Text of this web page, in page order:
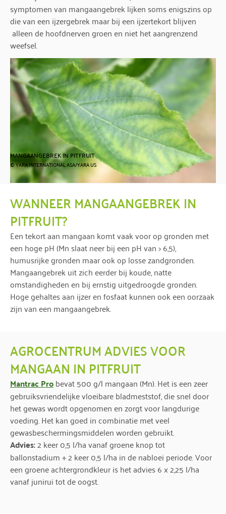
symptomen van mangaangebrek lijken soms enigszins op
die van een ijzergebrek maar bij een ijzertekort blijven
alleen de hoofdnerven groen en niet het aangrenzend
weefsel.
MANGAANGEBREK IN PITFRUIT
© YARA INTERNATIONAL ASA/YARA US
WANNEER MANGAANGEBREK IN
PITFRUIT?
Een tekort aan mangaan komt vaak voor op gronden met
een hoge pH (Mn slaat neer bij een pH van > 6,5),
humusrijke gronden maar ook op losse zandgronden.
Mangaangebrek uit zich eerder bij koude, natte
omstandigheden en bij ernstig uitgedroogde gronden.
Hoge gehaltes aan ijzer en fosfaat kunnen ook een oorzaak
zijn van een mangaangebrek.
AGROCENTRUM ADVIES VOOR
MANGAAN IN PITFRUIT
Mantrac Probevat 500 g/l mangaan (Mn). Het is een zeer
gebruiksvriendelijke vloeibare bladmeststof, die snel door
het gewas wordt opgenomen en zorgt voor langdurige
voeding. Het kan goed in combinatie met veel
gewasbeschermingsmiddelen worden gebruikt.
Advies:2 keer 0,5 l/ha vanaf groene knop tot
ballonstadium + 2 keer 0,5 l/ha in de nabloei periode. Voor
een groene achtergrondkleur is het advies 6 x 2,25 l/ha
vanaf junirui tot de oogst.